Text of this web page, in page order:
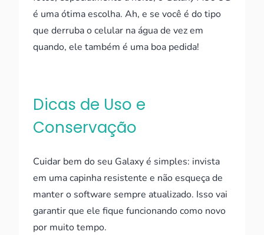
é uma ótima escolha. Ah, e se você é do tipo
que derruba o celular na água de vez em
quando, ele também é uma boa pedida!
Dicas de Uso e
Conservação
Cuidar bem do seu Galaxy é simples: invista
em uma capinha resistente e não esqueça de
manter o software sempre atualizado. Isso vai
garantir que ele fique funcionando como novo
por muito tempo.